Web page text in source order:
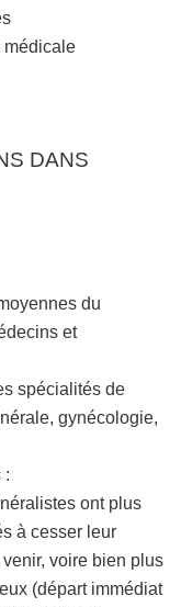
médicale
DANS
du
et
spécialités de
gynécologie,
:
ont plus
à cesser leur
voire bien plus
(départ immédiat